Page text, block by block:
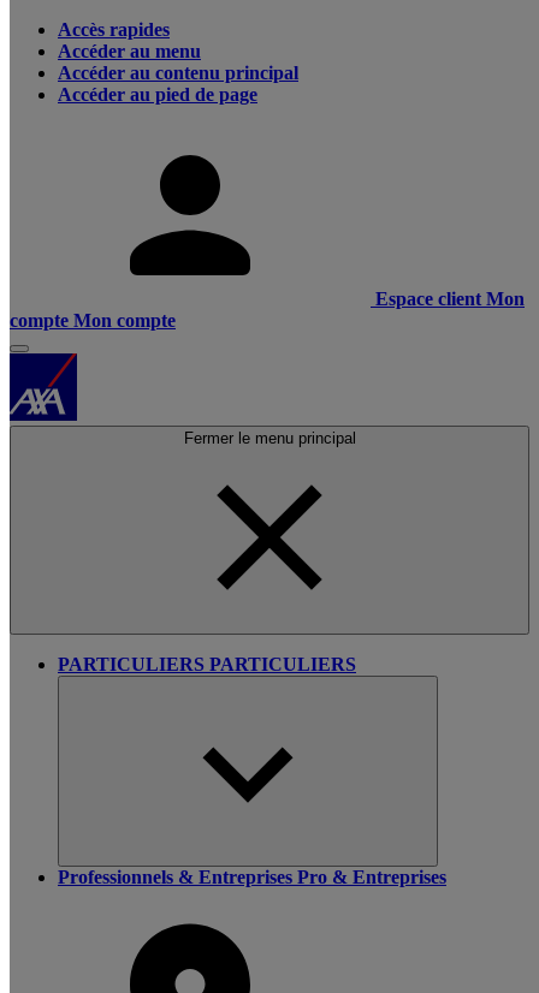
Accès rapides
Accéder au menu
Accéder au contenu principal
Accéder au pied de page
Espace client Mon
compte Mon compte
Fermer le menu principal
PARTICULIERS PARTICULIERS
Professionnels & Entreprises Pro & Entreprises